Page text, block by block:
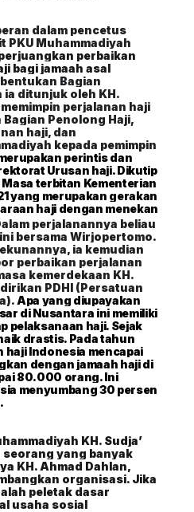
dalam pencetus
PKU Muhammadiyah
perbaikan
bagi jamaah asal
Bagian
ia ditunjuk oleh KH.
perjalanan haji
Penolong Haji,
haji, dan
kepada pemimpin
perintis dan
Urusan haji. Dikutip
terbitan Kementerian
yang merupakan gerakan
haji dengan menekan
perjalanannya beliau
bersama Wirjopertomo.
ia kemudian
perbaikan perjalanan
kemerdekaan KH.
PDHI (Persatuan
Apa yang diupayakan
di Nusantara ini memiliki
pelaksanaan haji. Sejak
drastis. Pada tahun
haji Indonesia mencapai
dengan jamaah haji di
80.000 orang. Ini
menyumbang 30 persen
KH. Sudja’
seorang yang banyak
KH. Ahmad Dahlan,
organisasi. Jika
peletak dasar
usaha sosial